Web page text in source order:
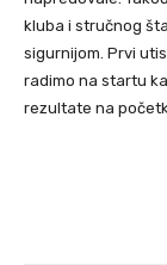
kluba i stručnog
sigurnijom. Prvi
radimo na startu
rezultate na